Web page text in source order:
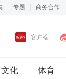
专题 商务合作
客户端
文化 体育